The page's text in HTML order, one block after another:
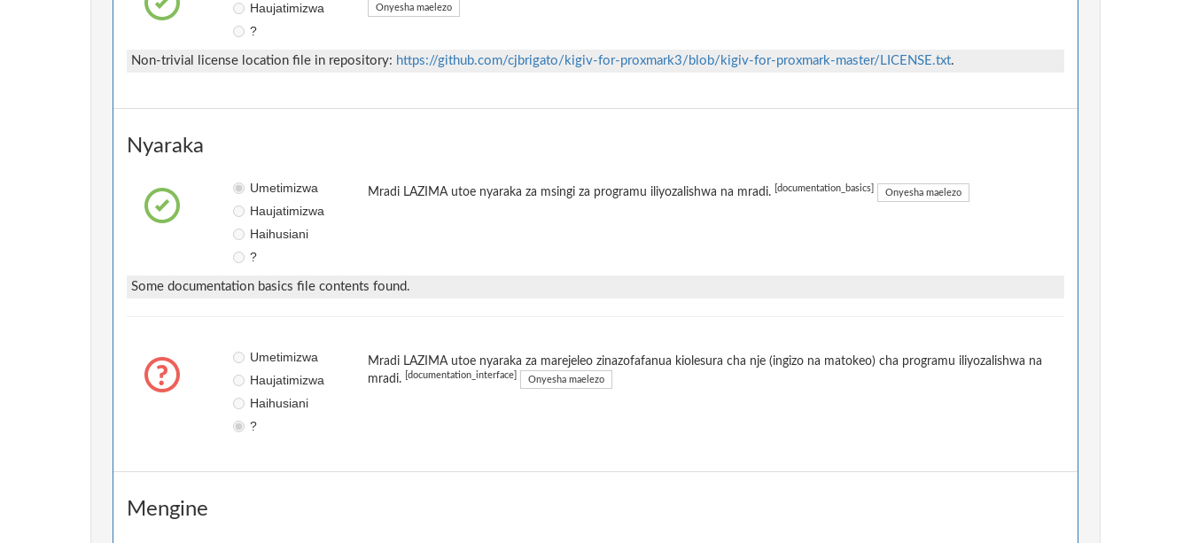
Haujatimizwa
?
Onyesha maelezo
Non-trivial license location file in repository: https://github.com/cjbrigato/kigiv-for-proxmark3/blob/kigiv-for-proxmark-master/LICENSE.txt.
Nyaraka
Umetimizwa
Haujatimizwa
Haihusiani
?
Mradi LAZIMA utoe nyaraka za msingi za programu iliyozalishwa na mradi. [documentation_basics] Onyesha maelezo
Some documentation basics file contents found.
Umetimizwa
Haujatimizwa
Haihusiani
?
Mradi LAZIMA utoe nyaraka za marejeleo zinazofafanua kiolesura cha nje (ingizo na matokeo) cha programu iliyozalishwa na
mradi.
[documentation_interface] Onyesha maelezo
Mengine